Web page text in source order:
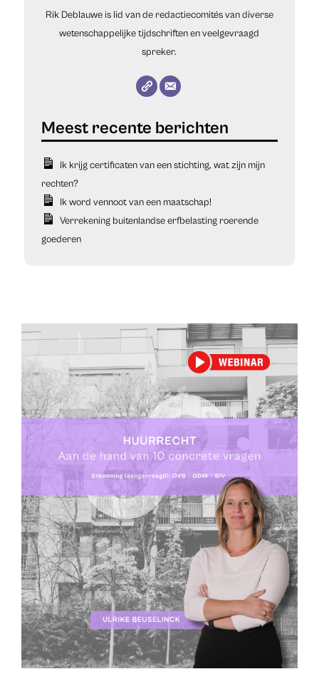
Rik Deblauwe is lid van de redactiecomités van diverse
wetenschappelijke tijdschriften en veelgevraagd
spreker.
Ik krijg certificaten van een stichting, wat zijn mijn
rechten?
Ik word vennoot van een maatschap!
Verrekening buitenlandse erfbelasting roerende
goederen